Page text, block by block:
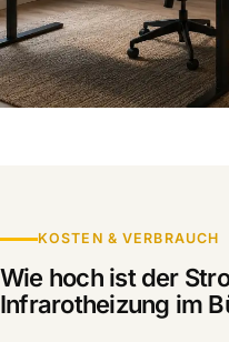
KOSTEN & VERBRAUCH
Wie hoch ist der
Infrarotheizung im